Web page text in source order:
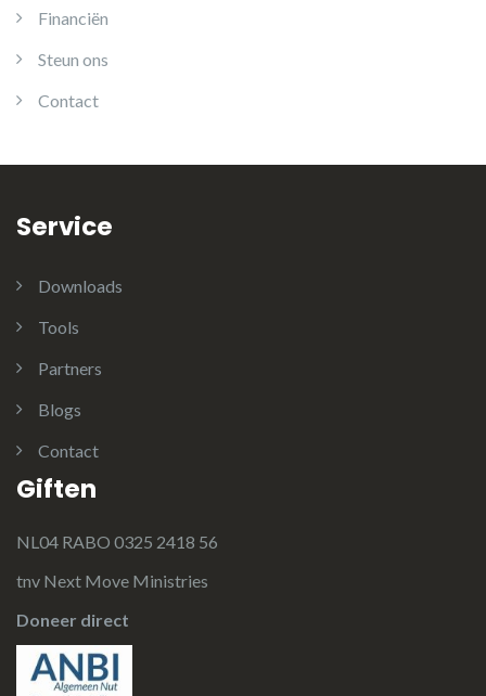
Financiën
Steun ons
Contact
Service
Downloads
Tools
Partners
Blogs
Contact
Giften
NL04 RABO 0325 2418 56
tnv Next Move Ministries
Doneer direct